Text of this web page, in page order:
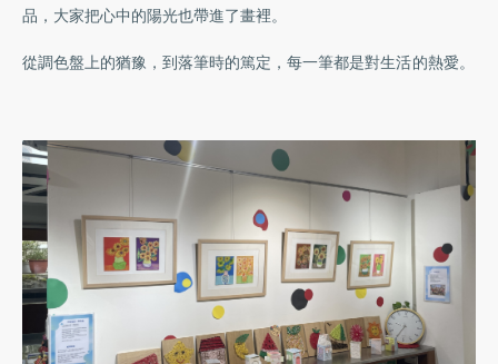
品，大家把心中的陽光也帶進了畫裡。
從調色盤上的猶豫，到落筆時的篤定，每一筆都是對生活的熱愛。